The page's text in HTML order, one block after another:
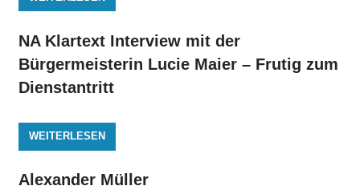
NA Klartext Interview mit der
Bürgermeisterin Lucie Maier – Frutig zum
Dienstantritt
WEITERLESEN
Alexander Müller